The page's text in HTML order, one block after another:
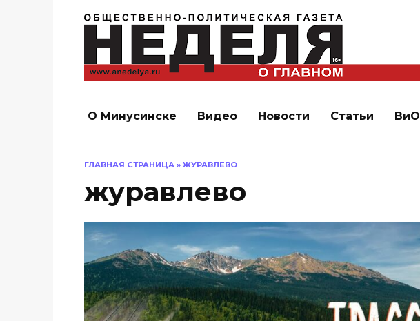
О Минусинске Видео Новости Статьи ВиО
ГЛАВНАЯ СТРАНИЦА » ЖУРАВЛЕВО
журавлево